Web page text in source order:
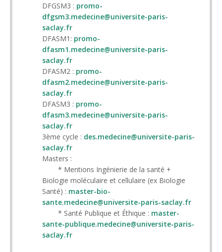
DFGSM3 : promo-
dfgsm3.medecine@universite-paris-
saclay.fr
DFASM1: promo-
dfasm1.medecine@universite-paris-
saclay.fr
DFASM2 : promo-
dfasm2.medecine@universite-paris-
saclay.fr
DFASM3 : promo-
dfasm3.medecine@universite-paris-
saclay.fr
3ème cycle : des.medecine@universite-paris-
saclay.fr
Masters :
* Mentions Ingénierie de la santé +
Biologie moléculaire et cellulaire (ex Biologie
Santé) : master-bio-
sante.medecine@universite-paris-saclay.fr
* Santé Publique et Éthique : master-
sante-publique.medecine@universite-paris-
saclay.fr